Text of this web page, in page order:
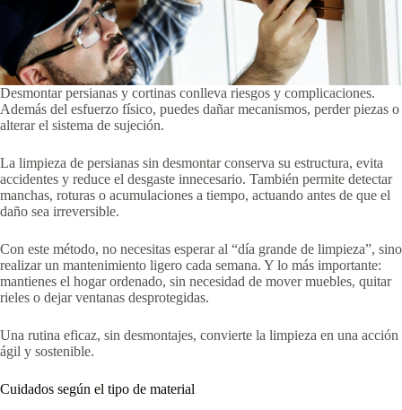
Desmontar persianas y cortinas conlleva riesgos y complicaciones.
Además del esfuerzo físico, puedes dañar mecanismos, perder piezas o
alterar el sistema de sujeción.
La limpieza de persianas sin desmontar conserva su estructura, evita
accidentes y reduce el desgaste innecesario. También permite detectar
manchas, roturas o acumulaciones a tiempo, actuando antes de que el
daño sea irreversible.
Con este método, no necesitas esperar al “día grande de limpieza”, sino
realizar un mantenimiento ligero cada semana. Y lo más importante:
mantienes el hogar ordenado, sin necesidad de mover muebles, quitar
rieles o dejar ventanas desprotegidas.
Una rutina eficaz, sin desmontajes, convierte la limpieza en una acción
ágil y sostenible.
Cuidados según el tipo de material